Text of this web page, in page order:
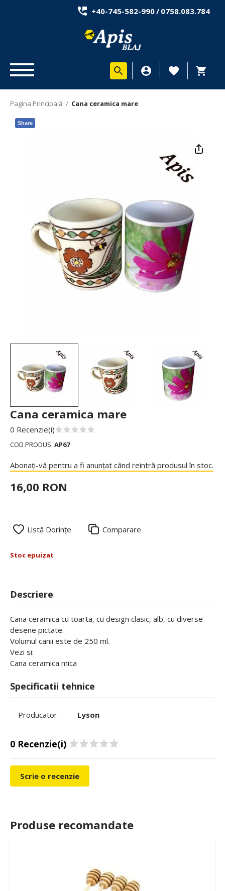
+40-745-582-990/ 0758.083.784
Pagina Principală / Cana ceramica mare
Share
Cana ceramica mare
0 Recenzie(i)
COD PRODUS: AP67
Abonați-vă pentru a fi anunțat când reintră produsul în stoc.
16,00 RON
Listă Dorințe Comparare
Stoc epuizat
Descriere
Cana ceramica cu toarta, cu design clasic, alb, cu diverse
desene pictate.
Volumul canii este de 250 ml.
Vezi si:
Cana ceramica mica
Specificatii tehnice
Producator Lyson
0 Recenzie(i)
Scrie o recenzie
Produse recomandate